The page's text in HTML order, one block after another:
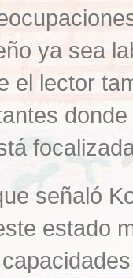
ya sea
el lector
señaló
estado